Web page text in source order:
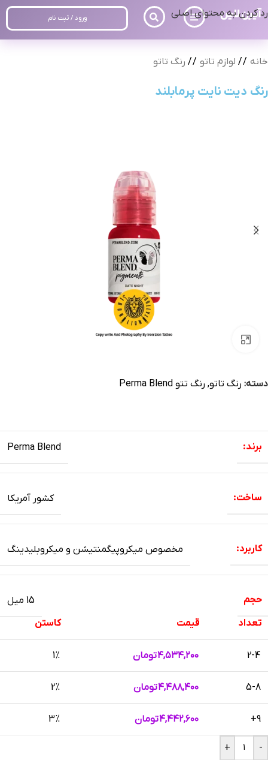
رد کردن به محتوای اصلی ورود / ثبت نام
خانه / لوازم تاتو / رنگ تاتو
رنگ دیت نایت پرمابلند
دسته: رنگ تاتو, رنگ تتو Perma Blend
برند: Perma Blend
ساخت: کشور آمریکا
کاربرد: مخصوص میکروپیگمنتیشن و میکروبلیدینگ
حجم
15 میل
تعداد
قیمت کاستن
2-4 ۴,۵۳۴,۲۰۰تومان 1%
5-8 ۴,۴۸۸,۴۰۰تومان 2%
9+ ۴,۴۴۲,۶۰۰تومان 3%
-
+